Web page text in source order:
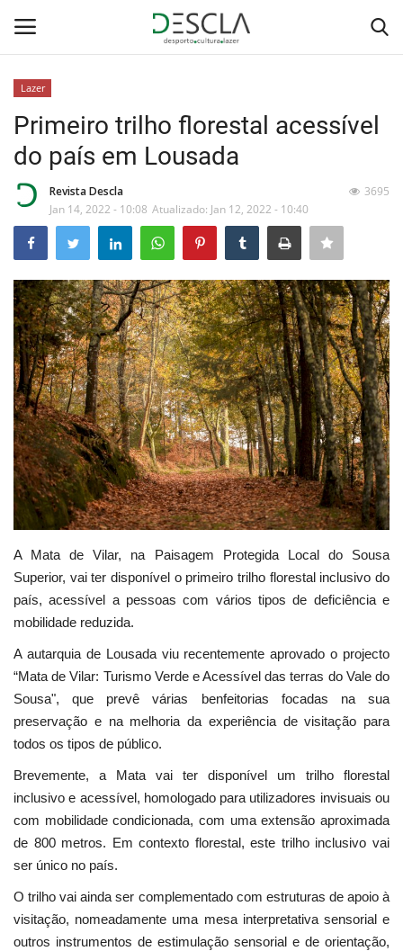
Home
...by Descla
Desporto
Contactos
Sobre Nós
Educação
Estatuto Editorial
Saúde
Ficha técnica
Cultura
Lazer
Ambiente
Lazer
Primeiro trilho florestal acessível
do país em Lousada
Revista Descla
Jan 14, 2022 - 10:08 Atualizado: Jan 12, 2022 - 10:40
3695
A Mata de Vilar, na Paisagem Protegida Local do Sousa
Superior, vai ter disponível o primeiro trilho florestal inclusivo do
país, acessível a pessoas com vários tipos de deficiência e
mobilidade reduzida.
A autarquia de Lousada viu recentemente aprovado o projecto
“Mata de Vilar: Turismo Verde e Acessível das terras do Vale do
Sousa", que prevê várias benfeitorias focadas na sua
preservação e na melhoria da experiência de visitação para
todos os tipos de público.
Brevemente, a Mata vai ter disponível um trilho florestal
inclusivo e acessível, homologado para utilizadores invisuais ou
com mobilidade condicionada, com uma extensão aproximada
de 800 metros. Em contexto florestal, este trilho inclusivo vai
ser único no país.
O trilho vai ainda ser complementado com estruturas de apoio à
visitação, nomeadamente uma mesa interpretativa sensorial e
outros instrumentos de estimulação sensorial e de orientação,